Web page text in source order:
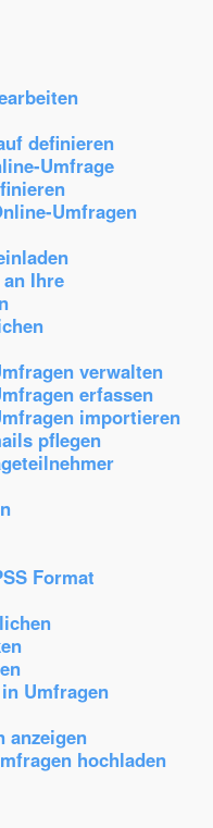
definieren
Umfrage
Umfragen
Ihre
verwalten
erfassen
importieren
pflegen
Format
Umfragen
anzeigen
hochladen